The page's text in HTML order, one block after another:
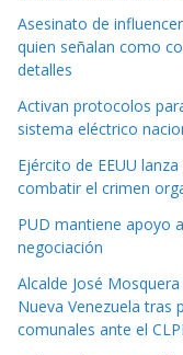
Asesinato de
quien señalan como
detalles
Activan protocolos
sistema eléctrico
Ejército de EEUU
combatir el crimen
PUD mantiene apoyo
negociación
Alcalde José
Nueva Venezuela tras
comunales ante el